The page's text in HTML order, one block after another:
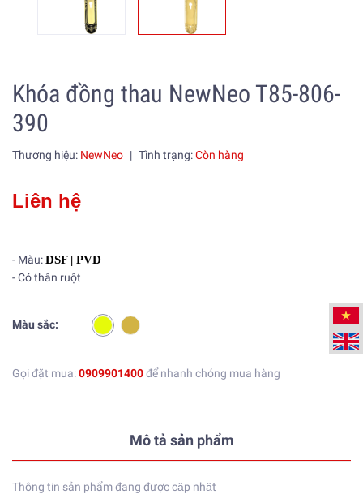
Khóa đồng thau NewNeo T85-806-
390
Thương hiệu: NewNeo | Tình trạng:Còn hàng
Liên hệ
- Màu:DSF | PVD
- Có thân ruột
Màu sắc:
Gọi đặt mua:0909901400để nhanh chóng mua hàng
Mô tả sản phẩm
Thông tin sản phẩm đang được cập nhật